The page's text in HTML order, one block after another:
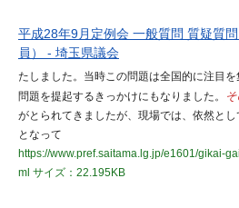
平成28年9月定例会 一般質問 質疑質
員） - 埼玉県議会
たしました。当時この問題は全国的に注目
問題を提起するきっかけにもなりました。
がとられてきましたが、現場では、依然と
となって
https://www.pref.saitama.lg.jp/e1601/gikai-
ml サイズ：22.195KB